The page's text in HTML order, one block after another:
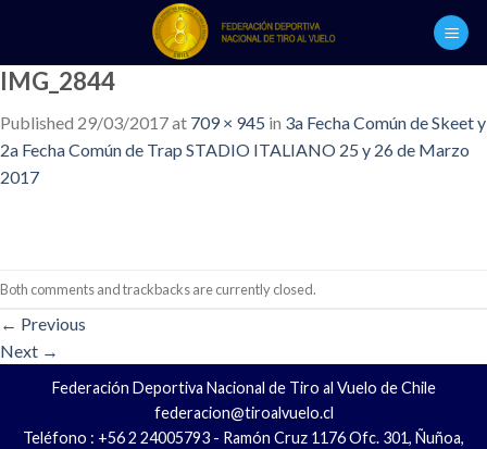
content
IMG_2844
Published 29/03/2017at 709 × 945 in 3a Fecha Común de Skeet y
2a Fecha Común de Trap STADIO ITALIANO 25 y 26 de Marzo
2017
Both comments and trackbacks are currently closed.
← Previous
Next →
Federación Deportiva Nacional de Tiro al Vuelo de Chile
federacion@tiroalvuelo.cl
Teléfono : +56 2 24005793 - Ramón Cruz 1176 Ofc. 301, Ñuñoa,